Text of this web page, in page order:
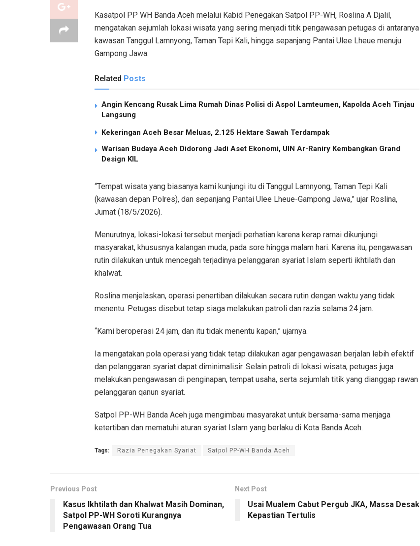
Kasatpol PP WH Banda Aceh melalui Kabid Penegakan Satpol PP-WH, Roslina A Djalil,
mengatakan sejumlah lokasi wisata yang sering menjadi titik pengawasan petugas di antaranya
kawasan Tanggul Lamnyong, Taman Tepi Kali, hingga sepanjang Pantai Ulee Lheue menuju
Gampong Jawa.
Related Posts
Angin Kencang Rusak Lima Rumah Dinas Polisi di Aspol Lamteumen, Kapolda Aceh Tinjau
Langsung
Kekeringan Aceh Besar Meluas, 2.125 Hektare Sawah Terdampak
Warisan Budaya Aceh Didorong Jadi Aset Ekonomi, UIN Ar-Raniry Kembangkan Grand
Design KIL
“Tempat wisata yang biasanya kami kunjungi itu di Tanggul Lamnyong, Taman Tepi Kali
(kawasan depan Polres), dan sepanjang Pantai Ulee Lheue-Gampong Jawa,” ujar Roslina,
Jumat (18/5/2026).
Menurutnya, lokasi-lokasi tersebut menjadi perhatian karena kerap ramai dikunjungi
masyarakat, khususnya kalangan muda, pada sore hingga malam hari. Karena itu, pengawasan
rutin dilakukan untuk mencegah terjadinya pelanggaran syariat Islam seperti ikhtilath dan
khalwat.
Roslina menjelaskan, operasi penertiban dilakukan secara rutin dengan waktu yang tidak
menentu. Petugas disebut tetap siaga melakukan patroli dan razia selama 24 jam.
“Kami beroperasi 24 jam, dan itu tidak menentu kapan,” ujarnya.
Ia mengatakan pola operasi yang tidak tetap dilakukan agar pengawasan berjalan lebih efektif
dan pelanggaran syariat dapat diminimalisir. Selain patroli di lokasi wisata, petugas juga
melakukan pengawasan di penginapan, tempat usaha, serta sejumlah titik yang dianggap rawan
pelanggaran qanun syariat.
Satpol PP-WH Banda Aceh juga mengimbau masyarakat untuk bersama-sama menjaga
ketertiban dan mematuhi aturan syariat Islam yang berlaku di Kota Banda Aceh.
Tags: Razia Penegakan Syariat Satpol PP-WH Banda Aceh
Previous Post
Kasus Ikhtilath dan Khalwat Masih Dominan,
Satpol PP-WH Soroti Kurangnya
Pengawasan Orang Tua
Next Post
Usai Mualem Cabut Pergub JKA, Massa Desak
Kepastian Tertulis